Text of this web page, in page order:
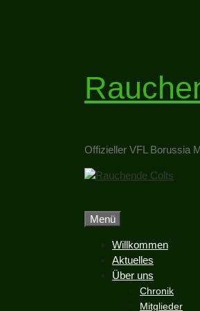
Offizieller VFL Borussia
Menü
Willkommen
Aktuelles
Über uns
Chronik
Mitglieder